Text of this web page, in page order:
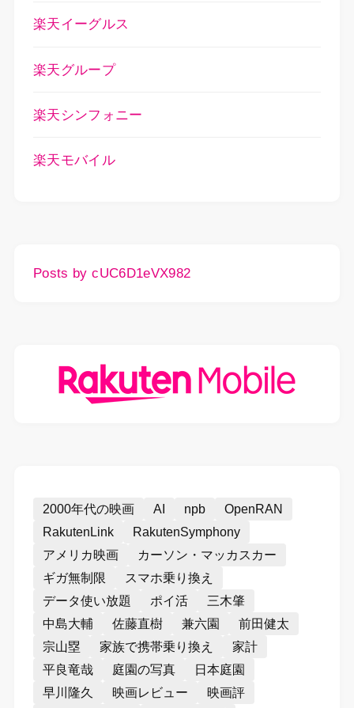
楽天イーグルス
楽天グループ
楽天シンフォニー
楽天モバイル
Posts by cUC6D1eVX982
2000年代の映画 AI npb
OpenRAN
RakutenLink
RakutenSymphony
アメリカ映画
カーソン・マッカスカー
ギガ無制限
スマホ乗り換え
データ使い放題
ポイ活
三木肇
中島大輔
佐藤直樹 兼六園
前田健太
宗山塁
家族で携帯乗り換え
家計
平良竜哉
庭園の写真
日本庭園
早川隆久
映画レビュー
映画評